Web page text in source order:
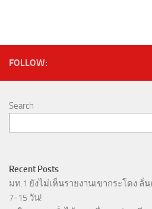
FOLLOW:
Search
Recent Posts
มท.1 ยังไม่เห็นรายงานเขากระโดง ลั่
7-15 วัน!